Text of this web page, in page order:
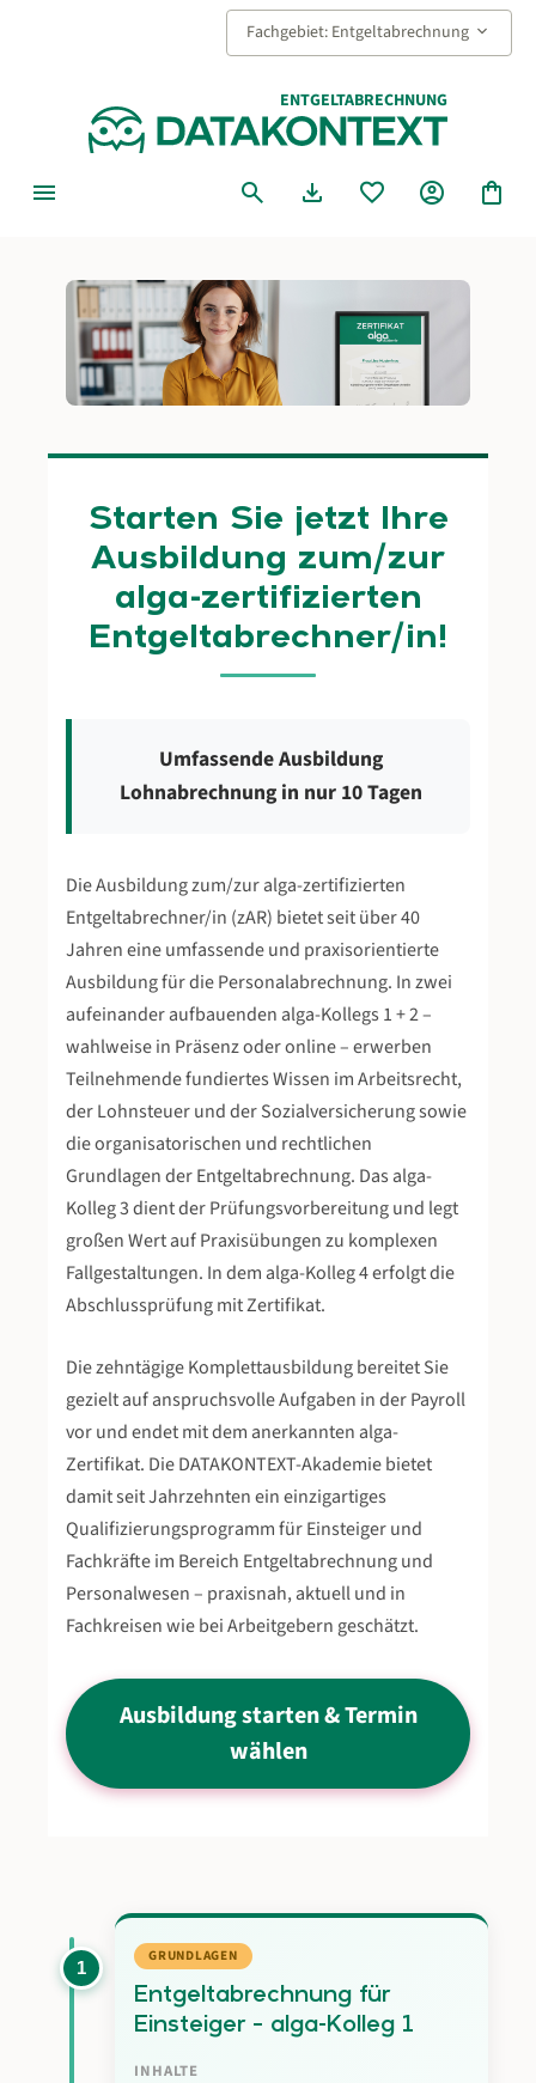
Fachgebiet: Entgeltabrechnung keyboard_arrow_down
ENTGELTABRECHNUNG
menu search download favorite account_circle shopping_bag
Starten Sie jetzt Ihre
Ausbildung zum/zur
alga-zertifizierten
Entgeltabrechner/in!
Umfassende Ausbildung
Lohnabrechnung in nur 10 Tagen
Die Ausbildung zum/zur alga-zertifizierten
Entgeltabrechner/in (zAR) bietet seit über 40
Jahren eine umfassende und praxisorientierte
Ausbildung für die Personalabrechnung. In zwei
aufeinander aufbauenden alga-Kollegs 1 + 2 –
wahlweise in Präsenz oder online – erwerben
Teilnehmende fundiertes Wissen im Arbeitsrecht,
der Lohnsteuer und der Sozialversicherung sowie
die organisatorischen und rechtlichen
Grundlagen der Entgeltabrechnung. Das alga-
Kolleg 3 dient der Prüfungsvorbereitung und legt
großen Wert auf Praxisübungen zu komplexen
Fallgestaltungen. In dem alga-Kolleg 4 erfolgt die
Abschlussprüfung mit Zertifikat.
Die zehntägige Komplettausbildung bereitet Sie
gezielt auf anspruchsvolle Aufgaben in der Payroll
vor und endet mit dem anerkannten alga-
Zertifikat. Die DATAKONTEXT-Akademie bietet
damit seit Jahrzehnten ein einzigartiges
Qualifizierungsprogramm für Einsteiger und
Fachkräfte im Bereich Entgeltabrechnung und
Personalwesen – praxisnah, aktuell und in
Fachkreisen wie bei Arbeitgebern geschätzt.
Ausbildung starten & Termin
wählen
1
GRUNDLAGEN
Entgeltabrechnung für
Einsteiger – alga-Kolleg 1
INHALTE